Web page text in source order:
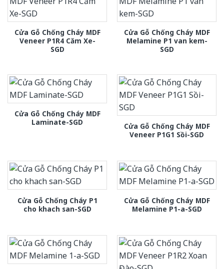
Cửa Gỗ Chống Cháy MDF
Veneer P1R4 Căm Xe-
SGD
Cửa Gỗ Chống Cháy MDF
Melamine P1 van kem-
SGD
Cửa Gỗ Chống Cháy MDF
Laminate-SGD
Cửa Gỗ Chống Cháy MDF
Veneer P1G1 Sồi-SGD
Cửa Gỗ Chống Cháy P1
cho khach san-SGD
Cửa Gỗ Chống Cháy MDF
Melamine P1-a-SGD